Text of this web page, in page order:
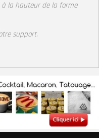
à la hauteurde la forme
support.